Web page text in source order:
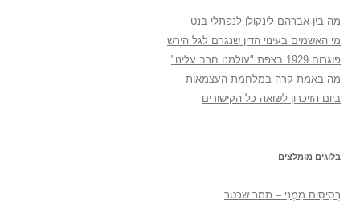
מה בין אברהם לינקולן לנפתלי בנט
מי האשמים בעינוי הדין שנגרם לגל הירש
פוגרום 1929 בצפת "עולמנו חרב עלינו"
מה באמת קרה במלחמת העצמאות
ביום הזיכרון לשואה כל הקישורים
בלוגים מומלצים
רְסִיסִים מִמֶנִי – תמר שכטר